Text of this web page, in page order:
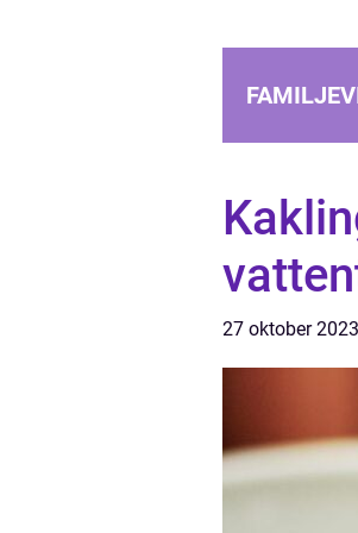
27 oktober 2023